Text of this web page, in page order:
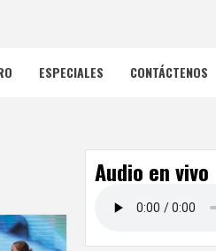
ESPECIALES CONTÁCTENOS
Audio en vivo